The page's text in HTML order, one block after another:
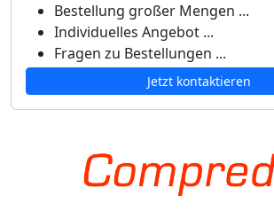
Bestellung großer Mengen ...
Individuelles Angebot ...
Fragen zu Bestellungen ...
Jetzt kontaktieren